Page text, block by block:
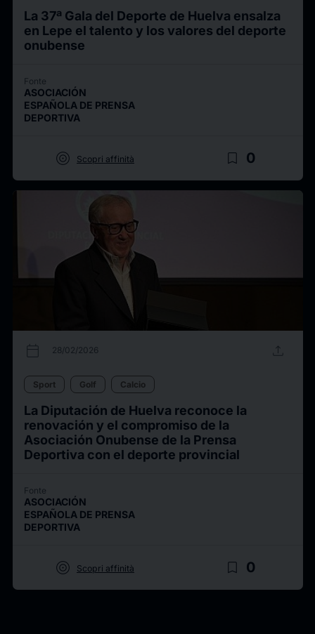
La 37ª Gala del Deporte de Huelva ensalza
en Lepe el talento y los valores del deporte
onubense
Fonte
ASOCIACIÓN
ESPAÑOLA DE PRENSA
DEPORTIVA
target Scopri affinità bookmark_border 0
calendar_today 28/02/2026 upload
Sport Golf Calcio
La Diputación de Huelva reconoce la
renovación y el compromiso de la
Asociación Onubense de la Prensa
Deportiva con el deporte provincial
Fonte
ASOCIACIÓN
ESPAÑOLA DE PRENSA
DEPORTIVA
target Scopri affinità bookmark_border 0